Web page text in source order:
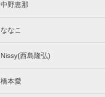
中野恵那
ななこ
Nissy(西島隆弘)
橋本愛